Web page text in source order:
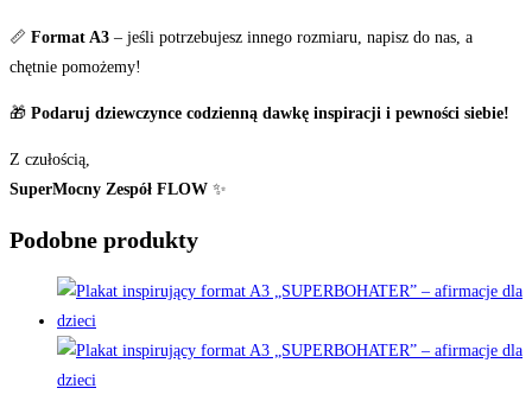
📏 Format A3 – jeśli potrzebujesz innego rozmiaru, napisz do nas, a
chętnie pomożemy!
🎁 Podaruj dziewczynce codzienną dawkę inspiracji i pewności siebie!
Z czułością,
SuperMocny Zespół FLOW ✨
Podobne produkty